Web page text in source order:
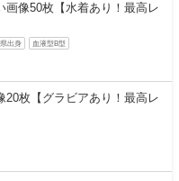
画像50枚【水着あり！最高レ
出身 血液型B型
20枚【グラビアあり！最高レ